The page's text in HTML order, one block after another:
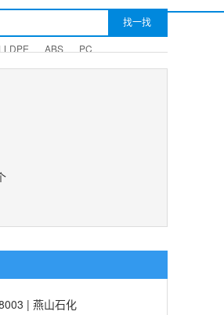
LLDPE ABS PC
| 燕山石化